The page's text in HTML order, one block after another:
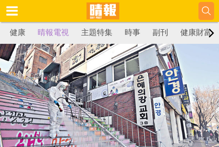
健康 晴報電視 主題特集 時事 副刊 健康財富